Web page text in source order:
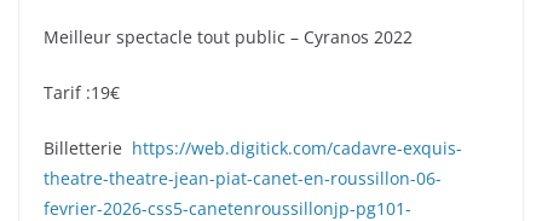
Meilleur spectacle tout public – Cyranos 2022
Tarif :19€
Billetterie https://web.digitick.com/cadavre-exquis-
theatre-theatre-jean-piat-canet-en-roussillon-06-
fevrier-2026-css5-canetenroussillonjp-pg101-